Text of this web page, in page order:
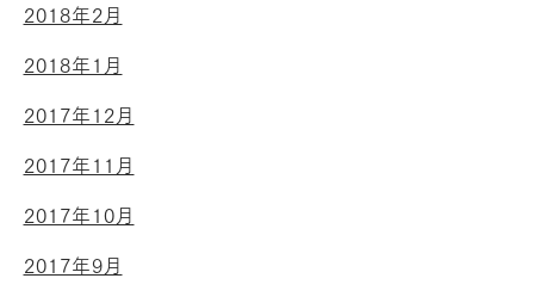
2018年2月
2018年1月
2017年12月
2017年11月
2017年10月
2017年9月